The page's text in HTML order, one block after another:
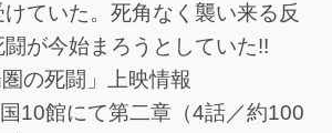
ていた。死角なく襲い来る反
が今始まろうとしていた!!
の死闘」上映情報
10館にて第二章（4話／約100